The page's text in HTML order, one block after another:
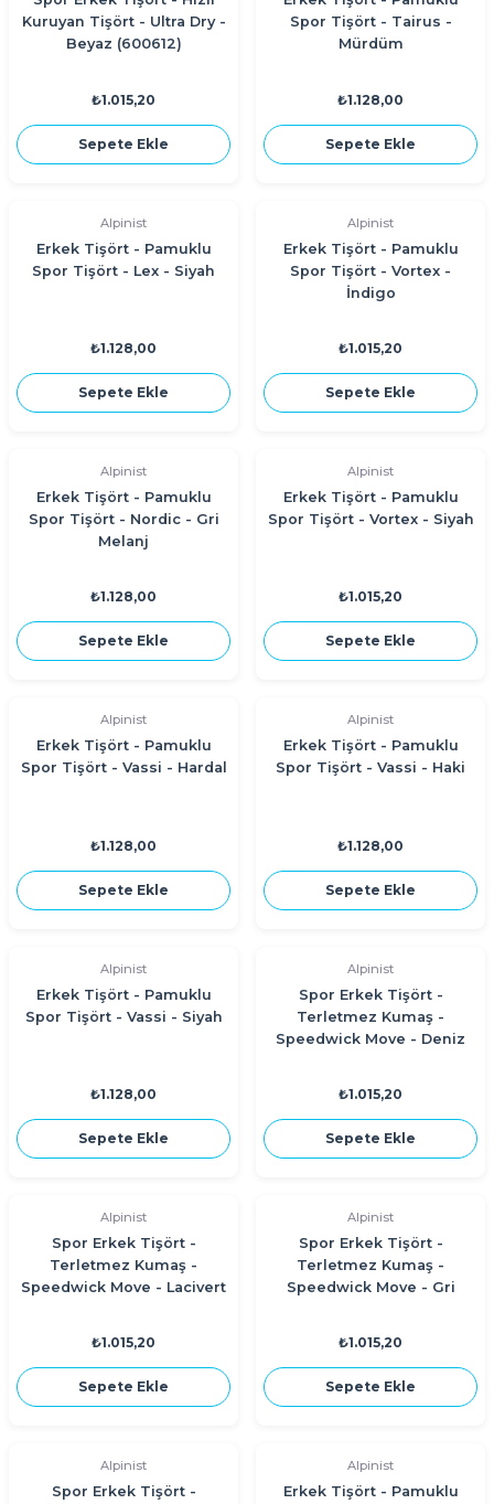
Kuruyan Tişört - Ultra Dry -
Beyaz (600612)
₺1.015,20
Sepete Ekle
Spor Tişört - Tairus -
Mürdüm
₺1.128,00
Sepete Ekle
Alpinist
Erkek Tişört - Pamuklu
Spor Tişört - Lex - Siyah
₺1.128,00
Sepete Ekle
Alpinist
Erkek Tişört - Pamuklu
Spor Tişört - Vortex -
İndigo
₺1.015,20
Sepete Ekle
Alpinist
Erkek Tişört - Pamuklu
Spor Tişört - Nordic - Gri
Melanj
₺1.128,00
Sepete Ekle
Alpinist
Erkek Tişört - Pamuklu
Spor Tişört - Vortex - Siyah
₺1.015,20
Sepete Ekle
Alpinist
Erkek Tişört - Pamuklu
Spor Tişört - Vassi - Hardal
₺1.128,00
Sepete Ekle
Alpinist
Erkek Tişört - Pamuklu
Spor Tişört - Vassi - Haki
₺1.128,00
Sepete Ekle
Alpinist
Erkek Tişört - Pamuklu
Spor Tişört - Vassi - Siyah
₺1.128,00
Sepete Ekle
Alpinist
Spor Erkek Tişört -
Terletmez Kumaş -
Speedwick Move - Deniz
₺1.015,20
Sepete Ekle
Alpinist
Spor Erkek Tişört -
Terletmez Kumaş -
Speedwick Move - Lacivert
₺1.015,20
Sepete Ekle
Alpinist
Spor Erkek Tişört -
Terletmez Kumaş -
Speedwick Move - Gri
₺1.015,20
Sepete Ekle
Alpinist
Spor Erkek Tişört -
Alpinist
Erkek Tişört - Pamuklu